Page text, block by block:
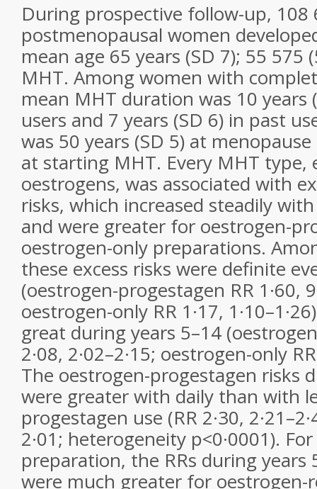
During prospective follow-up, 108
postmenopausal women
mean age 65 years (SD 7); 55 575
MHT. Among women with
mean MHT duration was 10 years
users and 7 years (SD 6) in past
was 50 years (SD 5) at
at starting MHT. Every MHT type,
oestrogens, was associated with
risks, which increased steadily
and were greater for oestrogen-
oestrogen-only preparations.
these excess risks were definite
(oestrogen-progestagen RR 1·60,
oestrogen-only RR 1·17,
great during years 5–14
2·08, 2·02–2·15; oestrogen-only
The oestrogen-progestagen risks
were greater with daily than with
progestagen use (RR 2·30,
2·01; heterogeneity p<0·0001).
preparation, the RRs during years
were much greater for oestrogen-